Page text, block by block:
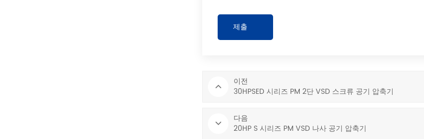
이전
30HPSED 시리즈 PM 2단 VSD 스크류 공기 압축기
다음
20HP S 시리즈 PM VSD 나사 공기 압축기